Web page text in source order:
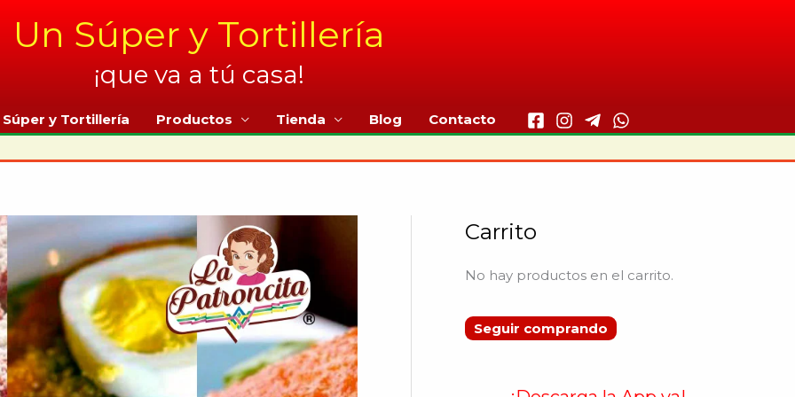
Un Súper y Tortillería
¡que va a tú casa!
y Tortillería Productos Tienda Blog Contacto
Carrito
No hay productos en el carrito.
Seguir comprando